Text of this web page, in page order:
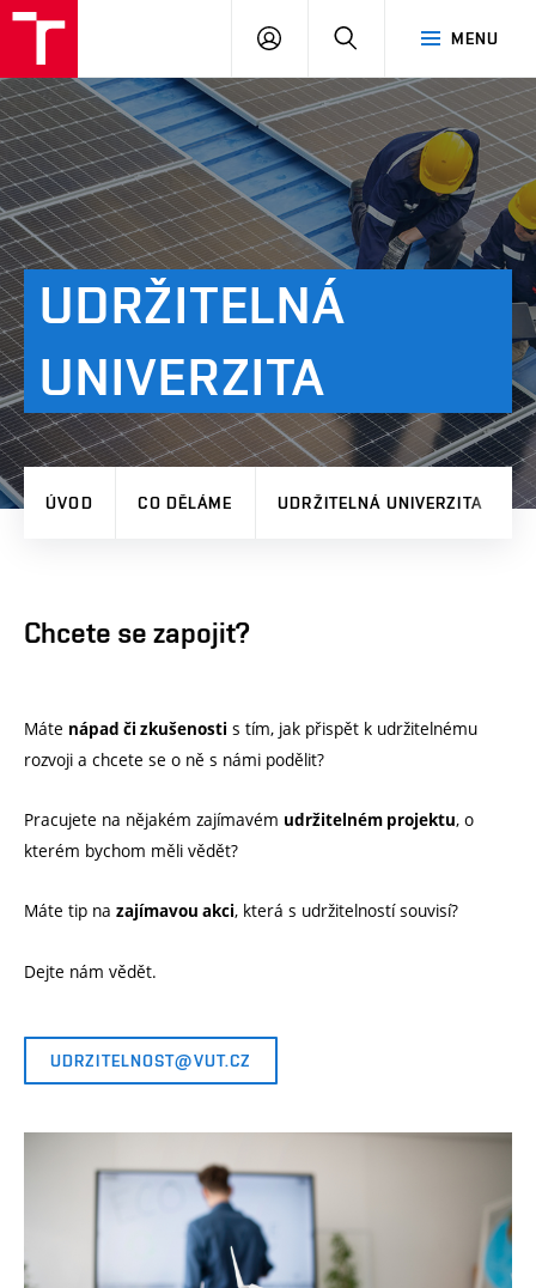
MENU
PŘIHLÁSIT
UDRŽITELNÁ
UNIVERZITA
ÚVOD CO DĚLÁME UDRŽITELNÁ UNIVERZITA
Chcete se zapojit?
Máte nápad či zkušenosti s tím, jak přispět k udržitelnému
rozvoji a chcete se o ně s námi podělit?
Pracujete na nějakém zajímavém udržitelném projektu, o
kterém bychom měli vědět?
Máte tip na zajímavou akci, která s udržitelností souvisí?
Dejte nám vědět.
UDRZITELNOST@VUT.CZ